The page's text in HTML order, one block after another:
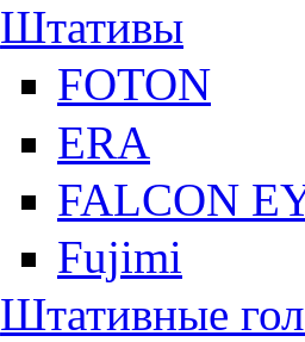
Штативы
FOTON
ERA
FALCON
Fujimi
Штативные